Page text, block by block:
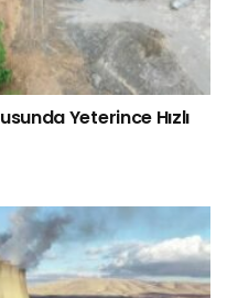
Yeterince Hızlı